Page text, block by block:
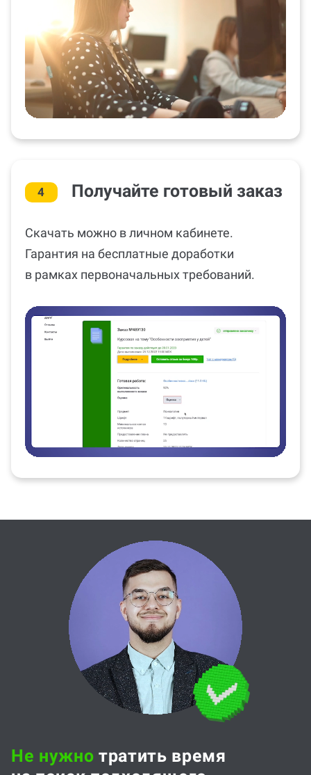
4 Получайте готовый заказ
Скачать можно в личном кабинете.
Гарантия на бесплатные доработки
в рамках первоначальных требований.
Не нужно тратить время